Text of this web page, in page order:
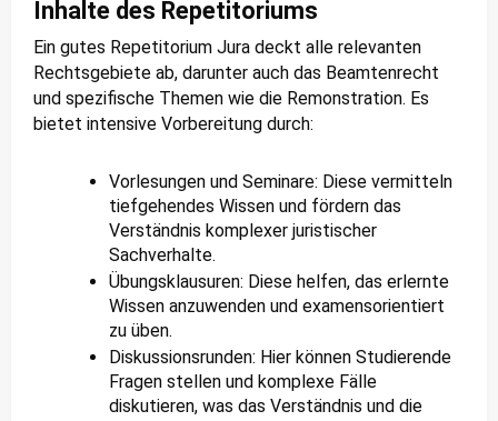
Inhalte des Repetitoriums
Ein gutes Repetitorium Jura deckt alle relevanten
Rechtsgebiete ab, darunter auch das Beamtenrecht
und spezifische Themen wie die Remonstration. Es
bietet intensive Vorbereitung durch:
Vorlesungen und Seminare: Diese vermitteln
tiefgehendes Wissen und fördern das
Verständnis komplexer juristischer
Sachverhalte.
Übungsklausuren: Diese helfen, das erlernte
Wissen anzuwenden und examensorientiert
zu üben.
Diskussionsrunden: Hier können Studierende
Fragen stellen und komplexe Fälle
diskutieren, was das Verständnis und die